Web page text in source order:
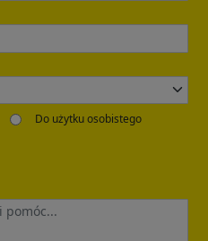
Do użytku osobistego